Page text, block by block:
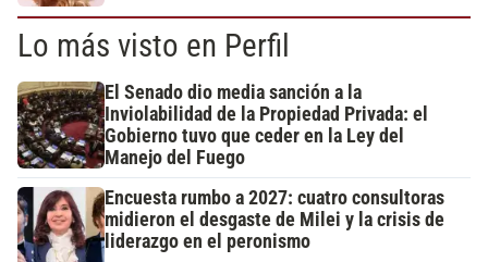
Lo más visto en Perfil
El Senado dio media sanción a la
Inviolabilidad de la Propiedad Privada: el
Gobierno tuvo que ceder en la Ley del
Manejo del Fuego
Encuesta rumbo a 2027: cuatro consultoras
midieron el desgaste de Milei y la crisis de
liderazgo en el peronismo